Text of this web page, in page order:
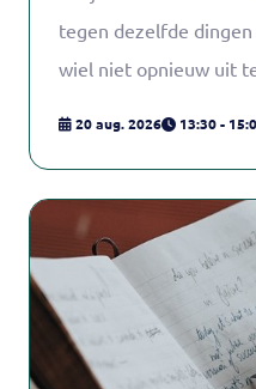
tegen dezelfde
wiel niet opnieuw uit
Mantelzorgcentrum,
ontmoetingsgroep.
20 aug. 2026 13:30 -